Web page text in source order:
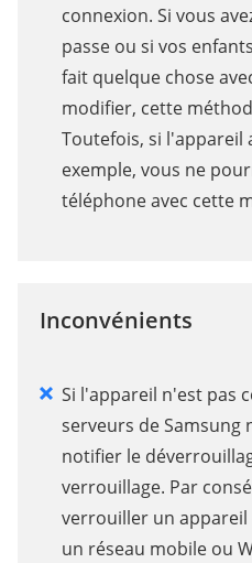
connexion. Si vous
passe ou si vos
fait quelque chose
modifier, cette
Toutefois, si l'appareil
exemple, vous ne
téléphone avec cette
Inconvénients
Si l'appareil n'est pas
serveurs de Samsung
notifier le
verrouillage. Par
verrouiller un appareil
un réseau mobile ou